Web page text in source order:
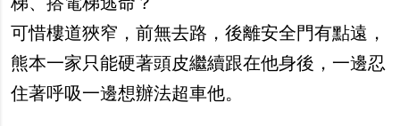
可惜樓道狹窄，前無去路，後離安全門有點遠，
熊本一家只能硬著頭皮繼續跟在他身後，一邊忍
住著呼吸一邊想辦法超車他。